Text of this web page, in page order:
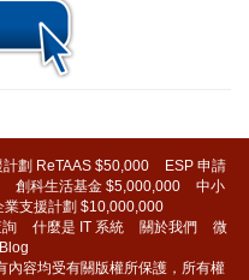
劃 ReTAAS $50,000
ESP 申請
創科生活基金 $5,000,000
中小
業支援計劃 $10,000,000
什麼是 IT 系統 關於我們
微
Blog
內容均受有關版權所保護，所有權